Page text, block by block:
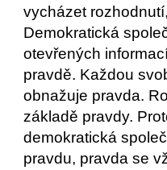
vycházet
Demokratická
otevřených
pravdě. Každou
obnažuje pravda.
základě pravdy.
demokratická
pravdu, pravda se